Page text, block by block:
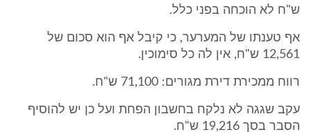
ש"ח לא הוכחה בפני כלל.
אף טענתו של המערער, כי קיבל אף הוא סכום של
12,561 ש"ח, אין לה כל סימוכין.
רווח ממכירת דירת מגורים: 71,100 ש"ח.
עקב שגגה לא נלקח בחשבון הפחת ועל כן יש להוסיף
הסבר בסך 19,216 ש"ח.